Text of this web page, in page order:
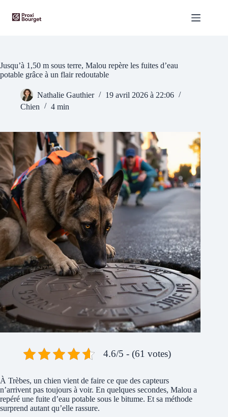
contenu
Jusqu’à 1,50 m sous terre, Malou repère les fuites d’eau
potable grâce à un flair redoutable
Nathalie Gauthier
19 avril 2026 à 22:06
Chien
4 min
4.6/5 - (61 votes)
À Trèbes, un chien vient de faire ce que des capteurs
n’arrivent pas toujours à voir. En quelques secondes, Malou a
repéré une fuite d’eau potable sous le bitume. Et sa méthode
surprend autant qu’elle rassure.